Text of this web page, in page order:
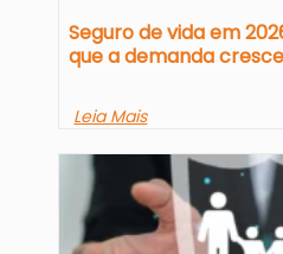
Seguro de vida em
que a demanda
Leia Mais